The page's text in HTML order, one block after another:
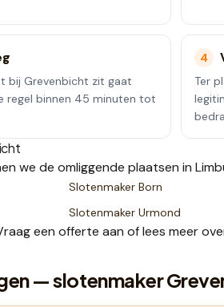
bij Grevenbicht zit gaat
regel binnen 45 minuten tot
4
Ter
we de omliggende plaatsen in
Slotenmaker Born
Slotenmaker Urmond
een offerte aan of lees meer
— slotenmaker